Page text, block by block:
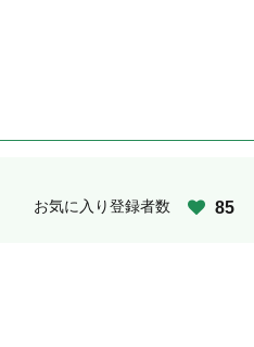
お気に入り登録者数 85